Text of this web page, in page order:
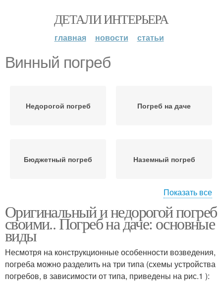
ДЕТАЛИ ИНТЕРЬЕРА
главная новости статьи
Винный погреб
Недорогой погреб Погреб на даче
Бюджетный погреб Наземный погреб
Пристенный погреб Погреб из пластика
Земляной погреб Чертежи для погреба
Показать все
Оригинальный и недорогой погреб
своими.. Погреб на даче: основные
виды
Несмотря на конструкционные особенности возведения,
погреба можно разделить на три типа (схемы устройства
погребов, в зависимости от типа, приведены на рис.1 ):